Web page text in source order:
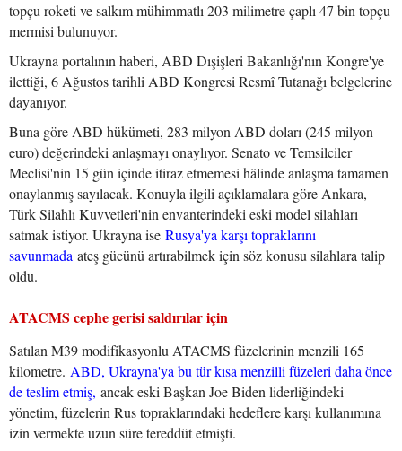
topçu roketi ve salkım mühimmatlı 203 milimetre çaplı 47 bin topçu
mermisi bulunuyor.
Ukrayna portalının haberi, ABD Dışişleri Bakanlığı'nın Kongre'ye
ilettiği, 6 Ağustos tarihli ABD Kongresi Resmî Tutanağı belgelerine
dayanıyor.
Buna göre ABD hükümeti, 283 milyon ABD doları (245 milyon
euro) değerindeki anlaşmayı onaylıyor. Senato ve Temsilciler
Meclisi'nin 15 gün içinde itiraz etmemesi hâlinde anlaşma tamamen
onaylanmış sayılacak. Konuyla ilgili açıklamalara göre Ankara,
Türk Silahlı Kuvvetleri'nin envanterindeki eski model silahları
satmak istiyor. Ukrayna ise Rusya'ya karşı topraklarını
savunmada ateş gücünü artırabilmek için söz konusu silahlara talip
oldu.
ATACMS cephe gerisi saldırılar için
Satılan M39 modifikasyonlu ATACMS füzelerinin menzili 165
kilometre. ABD, Ukrayna'ya bu tür kısa menzilli füzeleri daha önce
de teslim etmiş, ancak eski Başkan Joe Biden liderliğindeki
yönetim, füzelerin Rus topraklarındaki hedeflere karşı kullanımına
izin vermekte uzun süre tereddüt etmişti.